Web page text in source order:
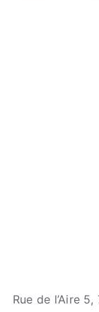
Rue de l’Aire